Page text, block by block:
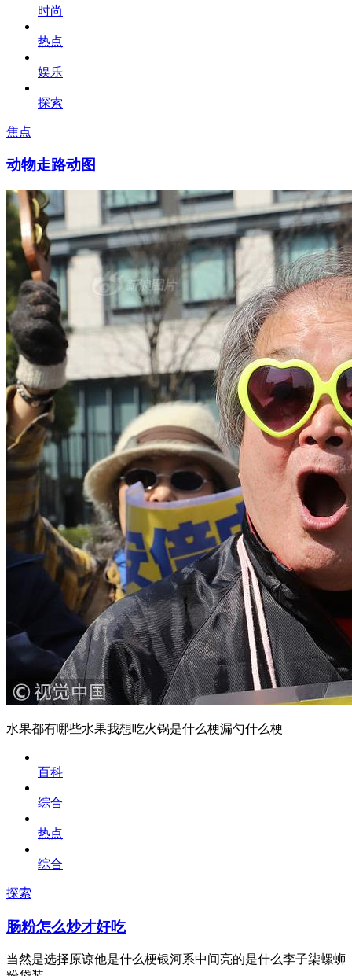
时尚
热点
娱乐
探索
焦点
动物走路动图
水果都有哪些水果我想吃火锅是什么梗漏勺什么梗
百科
综合
热点
综合
探索
肠粉怎么炒才好吃
当然是选择原谅他是什么梗银河系中间亮的是什么李子柒螺蛳